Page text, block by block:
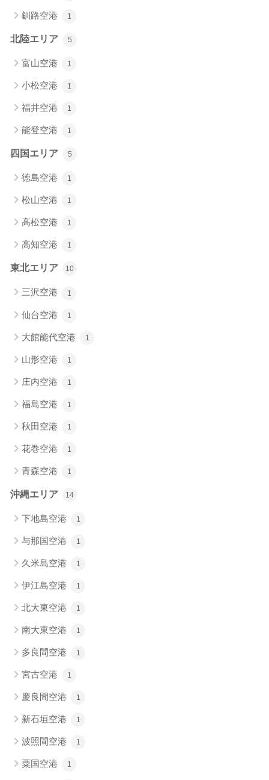
釧路空港 1
北陸エリア 5
富山空港 1
小松空港 1
福井空港 1
能登空港 1
四国エリア 5
徳島空港 1
松山空港 1
高松空港 1
高知空港 1
東北エリア 10
三沢空港 1
仙台空港 1
大館能代空港 1
山形空港 1
庄内空港 1
福島空港 1
秋田空港 1
花巻空港 1
青森空港 1
沖縄エリア 14
下地島空港 1
与那国空港 1
久米島空港 1
伊江島空港 1
北大東空港 1
南大東空港 1
多良間空港 1
宮古空港 1
慶良間空港 1
新石垣空港 1
波照間空港 1
粟国空港 1